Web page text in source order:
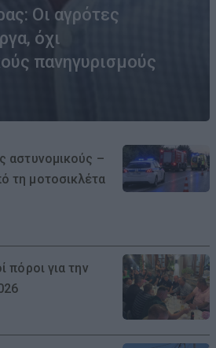
Οι αγρότες
όχι
πανηγυρισμούς
αστυνομικούς –
τη μοτοσικλέτα
πόροι για την